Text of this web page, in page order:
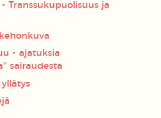
Transsukupuolisuus ja
- ajatuksia
sairaudesta